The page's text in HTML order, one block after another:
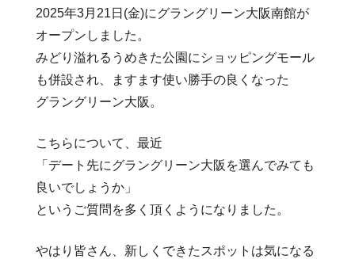
2025年3月21日(金)にグラングリーン大阪南館が
オープンしました。
みどり溢れるうめきた公園にショッピングモール
も併設され、ますます使い勝手の良くなった
グラングリーン大阪。
こちらについて、最近
「デート先にグラングリーン大阪を選んでみても
良いでしょうか」
というご質問を多く頂くようになりました。
やはり皆さん、新しくできたスポットは気になる